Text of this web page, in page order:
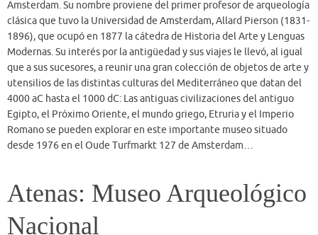
Nacional
La sección egipcia ocupa dos salas,
en el extremo izquierdo de la planta inferior del museo y está
considerada como la cuarta colección más importante, a nivel
europeo, con aproximadamente un millar de objetos expuestos. El
origen de la colección data de finales del siglo XIX, cuando el
gobierno egipcio hizo donación al país heleno de nueve momias. Sin
embargo, el grueso importante de la colección se debe a las
quienes en 1880 y 1904, respectivamente, cedieron sus colecciones
particulares al museo arqueológico de la capital griega…